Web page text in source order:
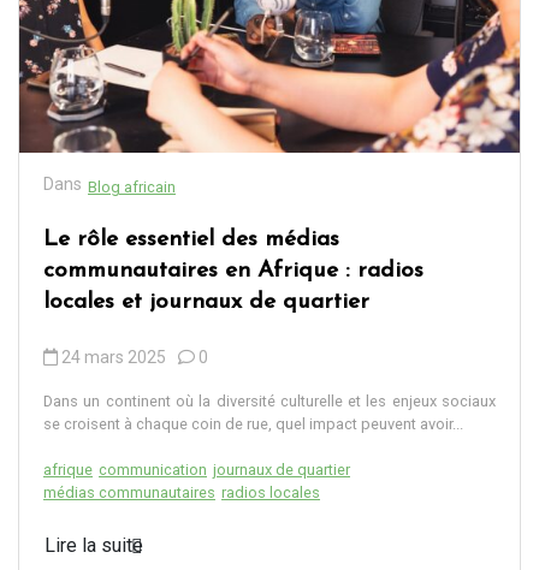
Dans Blog africain
Le rôle essentiel des médias
communautaires en Afrique : radios
locales et journaux de quartier
24 mars 2025 0
Dans un continent où la diversité culturelle et les enjeux sociaux
se croisent à chaque coin de rue, quel impact peuvent avoir...
afrique communication journaux de quartier
médias communautaires radios locales
Lire la suite